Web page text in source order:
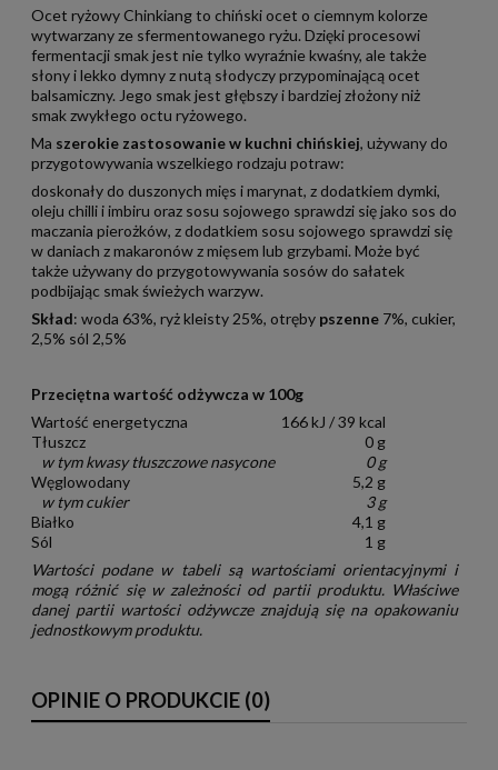
Ocet ryżowy Chinkiang to chiński ocet o ciemnym kolorze
wytwarzany ze sfermentowanego ryżu. Dzięki procesowi
fermentacji smak jest nie tylko wyraźnie kwaśny, ale także
słony i lekko dymny z nutą słodyczy przypominającą ocet
balsamiczny. Jego smak jest głębszy i bardziej złożony niż
smak zwykłego octu ryżowego.
Ma szerokie zastosowanie w kuchni chińskiej, używany do
przygotowywania wszelkiego rodzaju potraw:
doskonały do duszonych mięs i marynat, z dodatkiem dymki,
oleju chilli i imbiru oraz sosu sojowego sprawdzi się jako sos do
maczania pierożków, z dodatkiem sosu sojowego sprawdzi się
w daniach z makaronów z mięsem lub grzybami. Może być
także używany do przygotowywania sosów do sałatek
podbijając smak świeżych warzyw.
Skład: woda 63%, ryż kleisty 25%, otręby pszenne 7%, cukier,
2,5% sól 2,5%
Przeciętna wartość odżywcza w 100g
Wartość energetyczna
166 kJ / 39 kcal
Tłuszcz
0 g
w tym kwasy tłuszczowe nasycone
0 g
Węglowodany
5,2 g
w tym cukier
3 g
Białko
4,1 g
Sól
1 g
Wartości podane w tabeli są wartościami orientacyjnymi i
mogą różnić się w zależności od partii produktu. Właściwe
danej partii wartości odżywcze znajdują się na opakowaniu
jednostkowym produktu.
OPINIE O PRODUKCIE (0)